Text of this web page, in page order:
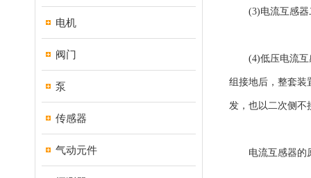
电机
阀门
泵
传感器
气动元件
(3)电流互感器二
(4)低压电流互感
组接地后，整套装
发，也以二次侧不
电流互感器的